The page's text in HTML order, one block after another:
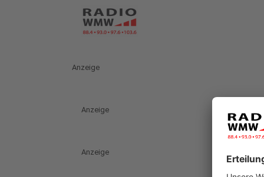
Anzeige
Anzeige
Anzeige